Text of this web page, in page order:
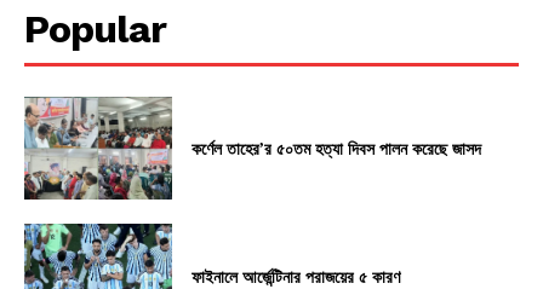
Popular
কর্ণেল তাহের’র ৫০তম হত্যা দিবস পালন করেছে জাসদ
ফাইনালে আর্জেন্টিনার পরাজয়ের ৫ কারণ